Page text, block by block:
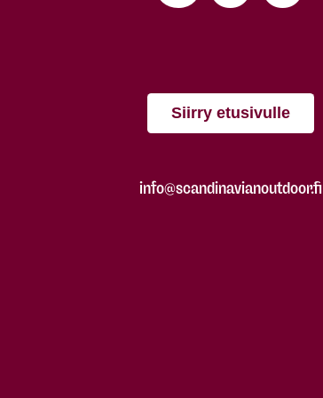
Siirry etusivulle
info@scandinavianoutdoor.fi